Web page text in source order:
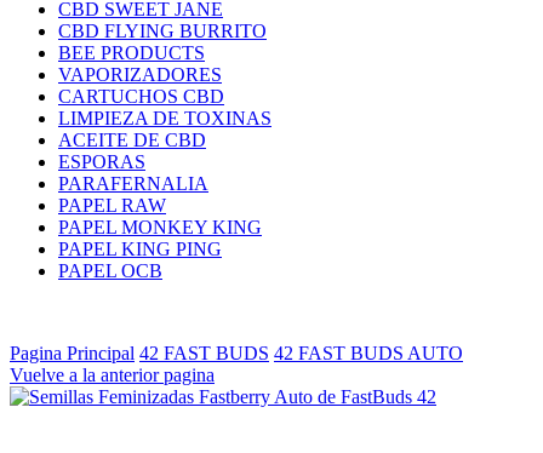
CBD SWEET JANE
CBD FLYING BURRITO
BEE PRODUCTS
VAPORIZADORES
CARTUCHOS CBD
LIMPIEZA DE TOXINAS
ACEITE DE CBD
ESPORAS
PARAFERNALIA
PAPEL RAW
PAPEL MONKEY KING
PAPEL KING PING
PAPEL OCB
Pagina Principal 42 FAST BUDS 42 FAST BUDS AUTO
Vuelve a la anterior pagina